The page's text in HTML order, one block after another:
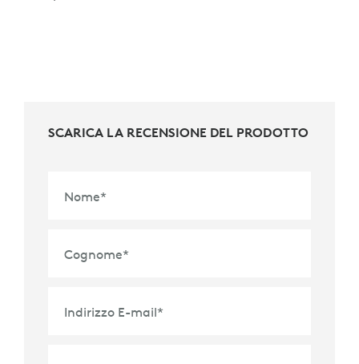
SCARICA LA RECENSIONE DEL PRODOTTO
Nome*
Cognome*
Indirizzo E-mail*